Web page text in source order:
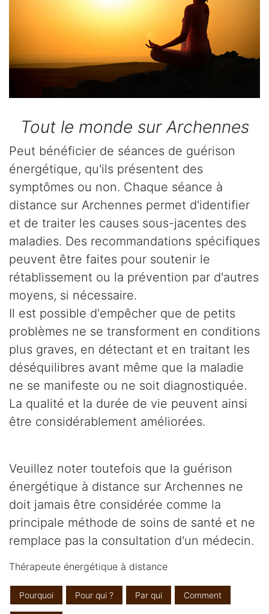
Tout le monde sur Archennes
Peut bénéficier de séances de guérison
énergétique, qu'ils présentent des
symptômes ou non. Chaque séance à
distance sur Archennes permet d'identifier
et de traiter les causes sous-jacentes des
maladies. Des recommandations spécifiques
peuvent être faites pour soutenir le
rétablissement ou la prévention par d'autres
moyens, si nécessaire.
Il est possible d'empêcher que de petits
problèmes ne se transforment en conditions
plus graves, en détectant et en traitant les
déséquilibres avant même que la maladie
ne se manifeste ou ne soit diagnostiquée.
La qualité et la durée de vie peuvent ainsi
être considérablement améliorées.
Veuillez noter toutefois que la guérison
énergétique à distance sur Archennes ne
doit jamais être considérée comme la
principale méthode de soins de santé et ne
remplace pas la consultation d'un médecin.
Thérapeute énergétique à distance
Pourquoi Pour qui ? Par qui Comment